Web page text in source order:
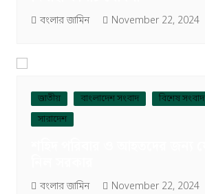
বংলার জামিন November 22, 2024
জাতীয় বাংলাদেশ সংবাদ বিশেষ সংবাদ
সারাদেশ
বংলার জামিন November 22, 2024